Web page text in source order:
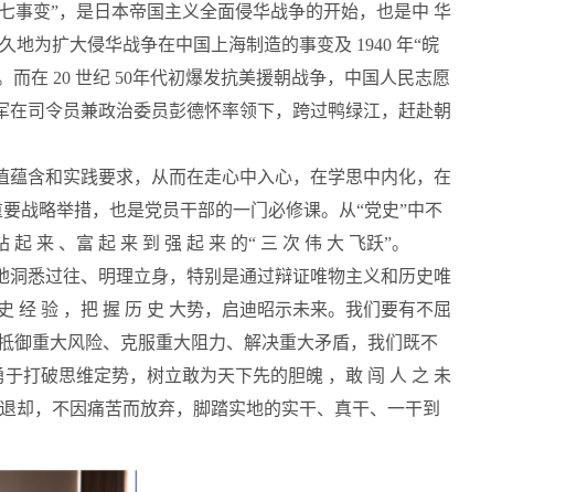
事变”，是日本帝国主义全面侵华战争的开始，也是中 华
地为扩大侵华战争在中国上海制造的事变及 1940 年“皖
在 20 世纪 50年代初爆发抗美援朝战争，中国人民志愿
司令员兼政治委员彭德怀率领下，跨过鸭绿江，赶赴朝
含和实践要求，从而在走心中入心，在学思中内化，在
战略举措，也是党员干部的一门必修课。从“党史”中不
来 、富 起 来 到 强 起 来 的“ 三 次 伟 大 飞跃”。
悉过往、明理立身，特别是通过辩证唯物主义和历史唯
经 验 ，把 握 历 史 大势，启迪昭示未来。我们要有不屈
御重大风险、克服重大阻力、解决重大矛盾，我们既不
打破思维定势，树立敢为天下先的胆魄 ，敢 闯 人 之 未
却，不因痛苦而放弃，脚踏实地的实干、真干、一干到